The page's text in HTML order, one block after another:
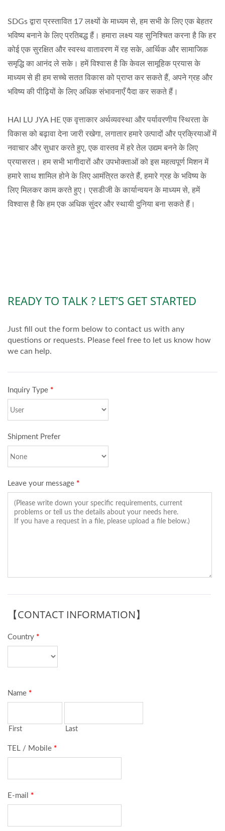
SDGs द्वारा प्रस्तावित 17 लक्ष्यों के माध्यम से, हम सभी के लिए एक बेहतर
भविष्य बनाने के लिए प्रतिबद्ध हैं। हमारा लक्ष्य यह सुनिश्चित करना है कि हर
कोई एक सुरक्षित और स्वस्थ वातावरण में रह सके, आर्थिक और सामाजिक
समृद्धि का आनंद ले सके। हमें विश्वास है कि केवल सामूहिक प्रयास के
माध्यम से ही हम सच्चे सतत विकास को प्राप्त कर सकते हैं, अपने ग्रह और
भविष्य की पीढ़ियों के लिए अधिक संभावनाएँ पैदा कर सकते हैं।
HAI LU JYA HE एक वृत्ताकार अर्थव्यवस्था और पर्यावरणीय स्थिरता के
विकास को बढ़ावा देना जारी रखेगा, लगातार हमारे उत्पादों और प्रक्रियाओं में
नवाचार और सुधार करते हुए, एक वास्तव में हरे तेल उद्यम बनने के लिए
प्रयासरत। हम सभी भागीदारों और उपभोक्ताओं को इस महत्वपूर्ण मिशन में
हमारे साथ शामिल होने के लिए आमंत्रित करते हैं, हमारे ग्रह के भविष्य के
लिए मिलकर काम करते हुए। एसडीजी के कार्यान्वयन के माध्यम से, हमें
विश्वास है कि हम एक अधिक सुंदर और स्थायी दुनिया बना सकते हैं।